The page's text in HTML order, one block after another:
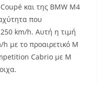
και της BMW M4
που
250 km/h. Αυτή η τιμή
με το προαιρετικό M
Cabrio με M